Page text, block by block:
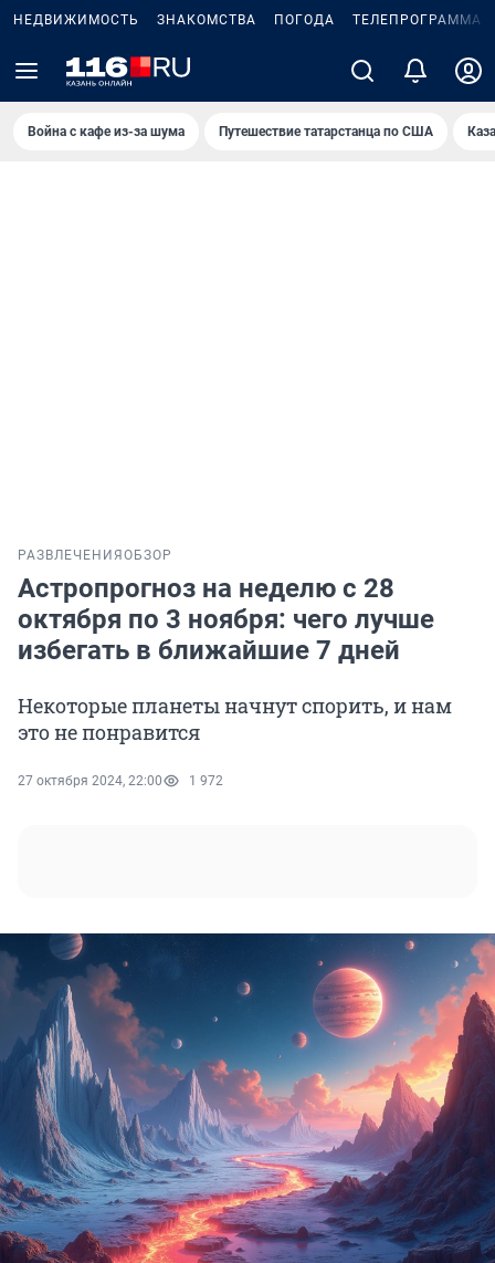
НЕДВИЖИМОСТЬ ЗНАКОМСТВА ПОГОДА ТЕЛЕПРОГРАММА
Война с кафе из-за шума Путешествие татарстанца по США
РАЗВЛЕЧЕНИЯ ОБЗОР
Астропрогноз на неделю с 28
октября по 3 ноября: чего лучше
избегать в ближайшие 7 дней
Некоторые планеты начнут спорить, и нам
это не понравится
27 октября 2024, 22:00 1 972